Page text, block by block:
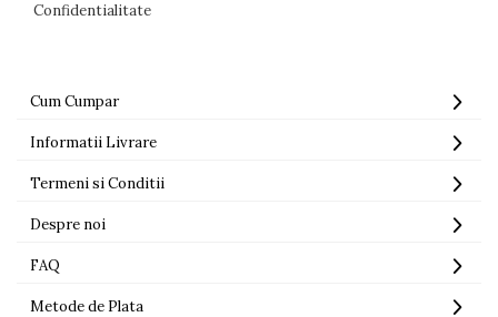
Confidentialitate
Cum Cumpar
Informatii Livrare
Termeni si Conditii
Despre noi
FAQ
Metode de Plata